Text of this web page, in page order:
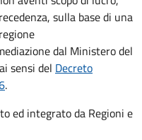
sulla base di una
dal Ministero del
sensi del Decreto
.
ed integrato da Regioni e